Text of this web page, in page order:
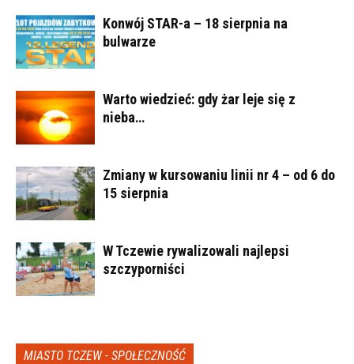
Konwój STAR-a – 18 sierpnia na
bulwarze
Warto wiedzieć: gdy żar leje się z
nieba…
Zmiany w kursowaniu linii nr 4 – od 6 do
15 sierpnia
W Tczewie rywalizowali najlepsi
szczyporniści
MIASTO TCZEW - SPOŁECZNOŚĆ